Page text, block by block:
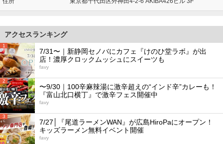
アクセスランキング
1
7/31〜｜新静岡セノバにカフェ『けのひ堂ラボ』が出
店！濃厚クロックムッシュにスイーツも
favy
2
〜9/30｜100辛麻辣湯に激辛超えの“インド辛”カレーも！
『富山北口横丁』で激辛フェス開催中
favy
3
7/27│『尾道ラーメンWAN』が広島HiroPaにオープン！
キッズラーメン無料イベント開催
favy